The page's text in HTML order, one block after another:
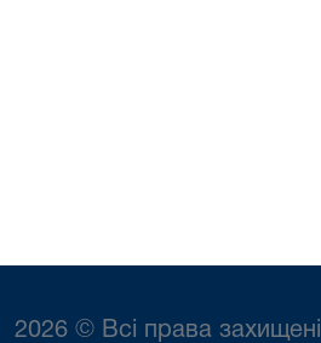
2026 © Всі права захищені